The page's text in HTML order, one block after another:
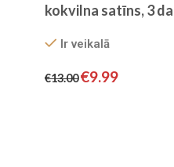
kokvilna satīns, 3
Ir veikalā
€13.00€9.99